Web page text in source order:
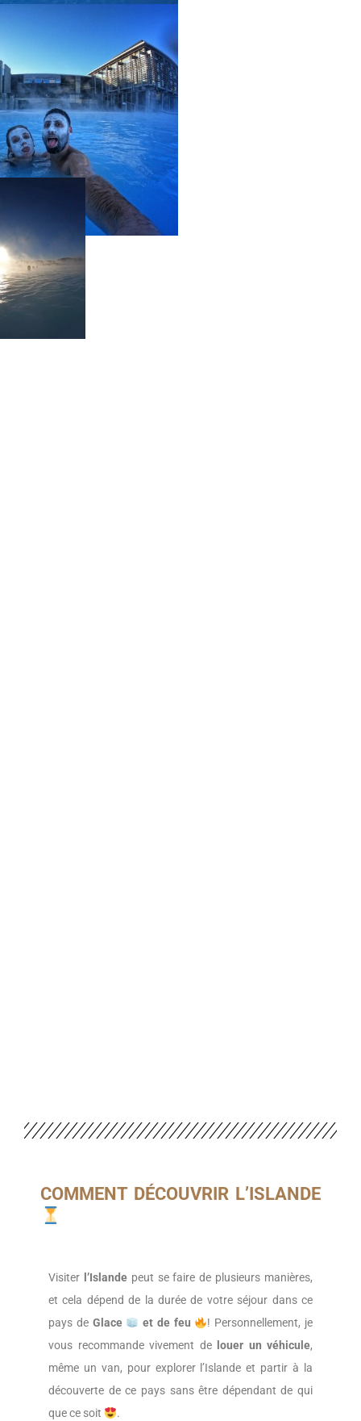
COMMENT DÉCOUVRIR L’ISLANDE
Visiter l’Islandepeut se faire de plusieurs manières,
et cela dépend de la durée de votre séjour dans ce
pays de Glace et de feu
! Personnellement, je
vous recommande vivement de
louer un véhicule,
même un van, pour explorer l’Islande et partir à la
découverte de ce pays sans être dépendant de qui
que ce soit
.